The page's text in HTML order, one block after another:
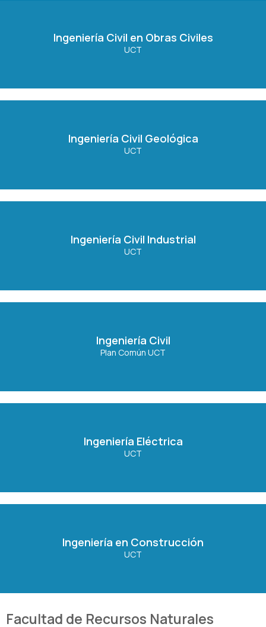
Ingeniería Civil en Obras Civiles
UCT
Ver Carrera
Ingeniería Civil Geológica
UCT
Ver Carrera
Ingeniería Civil Industrial
UCT
Ver Carrera
Ingeniería Civil
Plan Común UCT
Ver Carrera
Ingeniería Eléctrica
UCT
Ver Carrera
Ingeniería en Construcción
UCT
Ver Carrera
Facultad de Recursos Naturales